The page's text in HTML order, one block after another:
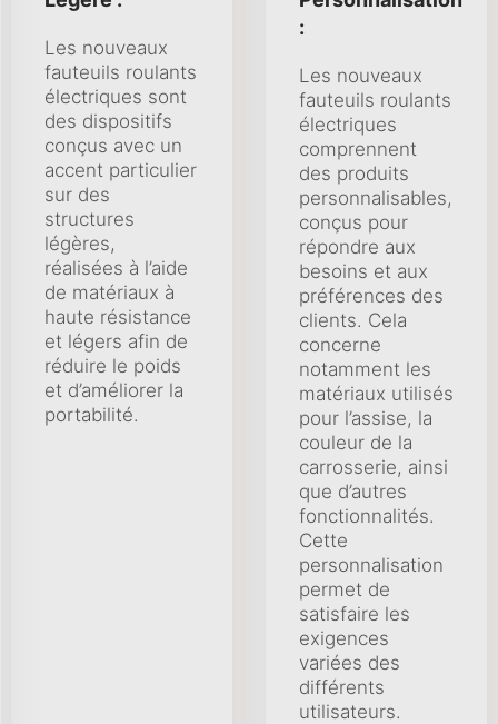
Les nouveaux
fauteuils roulants
électriques sont
des dispositifs
conçus avec un
accent particulier
sur des
structures
légères,
réalisées à l’aide
de matériaux à
haute résistance
et légers afin de
réduire le poids
et d’améliorer la
portabilité.
:
Les nouveaux
fauteuils roulants
électriques
comprennent
des produits
personnalisables,
conçus pour
répondre aux
besoins et aux
préférences des
clients. Cela
concerne
notamment les
matériaux utilisés
pour l’assise, la
couleur de la
carrosserie, ainsi
que d’autres
fonctionnalités.
Cette
personnalisation
permet de
satisfaire les
exigences
variées des
différents
utilisateurs.